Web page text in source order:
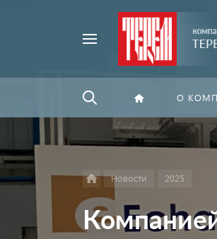
О
Новости 2025